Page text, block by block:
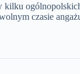
kilku
czasie